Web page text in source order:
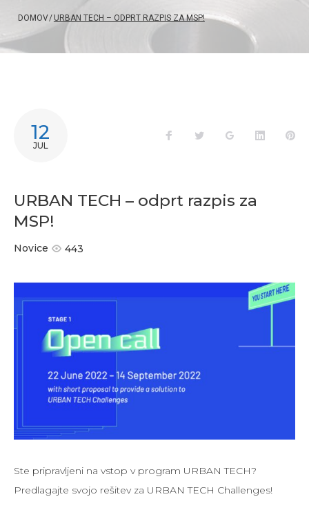
DOMOV/ URBAN TECH – ODPRT RAZPIS ZA MSP!
12
JUL
FacebookTwitter Google+LinkedIn
URBAN TECH – odprt razpis za
MSP!
Novice 443
Ste pripravljeni na vstop v program URBAN TECH?
Predlagajte svojo rešitev za URBAN TECH Challenges!